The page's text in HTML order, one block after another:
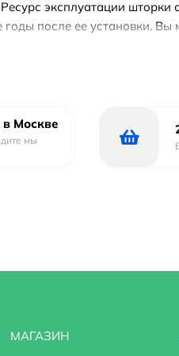
эксплуатации шторки
после ее установки. Вы
с другими
Москве
мы
МАГАЗИН